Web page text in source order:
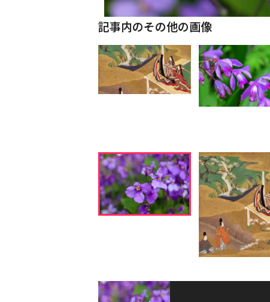
記事内のその他の画像